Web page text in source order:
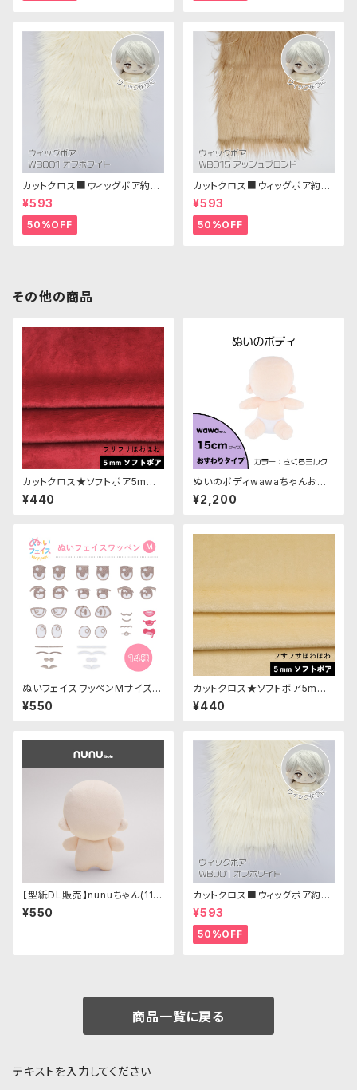
カットクロス■ウィッグボア約8c
m(オフホワイト)WB001 ボア生
地 25cm × 45cm
¥593
50%OFF
カットクロス■ウィッグボア約8c
m(アッシュブロンド)WB015 ボ
ア生地 25cm × 45cm
¥593
50%OFF
その他の商品
カットクロス★ソフトボア5mm
(ダークレッド)LB021 ボア生地
50cm × 45cm
¥440
ぬいのボディwawaちゃんおす
わりタイプ15cm（縫製済みぬい
ぐるみ素体）｜清原株式会社
¥2,200
ぬいフェイスワッペンMサイズ
各種｜清原株式会社
¥550
カットクロス★ソフトボア5mm
(レグホーン)LB045 ボア生地
50cm × 45cm
¥440
【型紙DL販売】nunuちゃん(11c
¥550
カットクロス■ウィッグボア約8c
m(オフホワイト)WB001 ボア生
地 25cm × 45cm
¥593
50%OFF
商品一覧に戻る
テキストを入力してください